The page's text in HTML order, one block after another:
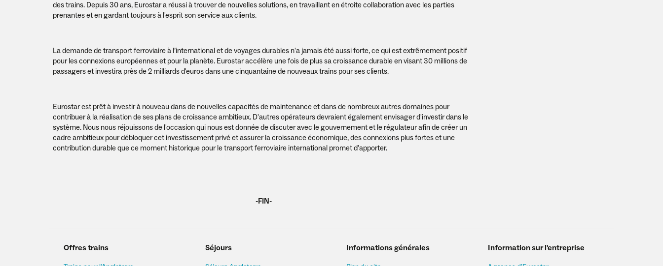
des trains. Depuis 30 ans, Eurostar a réussi à trouver de nouvelles solutions, en travaillant en étroite collaboration avec les parties
prenantes et en gardant toujours à l'esprit son service aux clients.
La demande de transport ferroviaire à l’international et de voyages durables n'a jamais été aussi forte, ce qui est extrêmement positif
pour les connexions européennes et pour la planète. Eurostar accélère une fois de plus sa croissance durable en visant 30 millions de
passagers et investira près de 2 milliards d'euros dans une cinquantaine de nouveaux trains pour ses clients.
Eurostar est prêt à investir à nouveau dans de nouvelles capacités de maintenance et dans de nombreux autres domaines pour
contribuer à la réalisation de ses plans de croissance ambitieux. D'autres opérateurs devraient également envisager d'investir dans le
système. Nous nous réjouissons de l'occasion qui nous est donnée de discuter avec le gouvernement et le régulateur afin de créer un
cadre ambitieux pour débloquer cet investissement privé et assurer la croissance économique, des connexions plus fortes et une
contribution durable que ce moment historique pour le transport ferroviaire international promet d'apporter.
-FIN-
Offres trains Séjours Informations générales Information sur l'entreprise